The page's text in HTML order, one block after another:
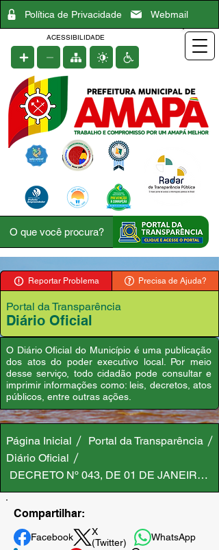
Política de Privacidade Webmail
ACESSIBILIDADE
Reportar Problema Precisa de Ajuda?
Portal da Transparência
Diário Oficial
O Diário Oficial do Município é uma publicação
dos atos do poder executivo local. Por meio
desse serviço, todo cidadão pode consultar e
imprimir informações como: leis, decretos, atos
públicos, entre outras ações.
Página Inicial
Portal da Transparência
Diário Oficial
DECRETO Nº 043, DE 01 DE JANEIRO
Compartilhar:
Facebook
X
(Twitter)
WhatsApp